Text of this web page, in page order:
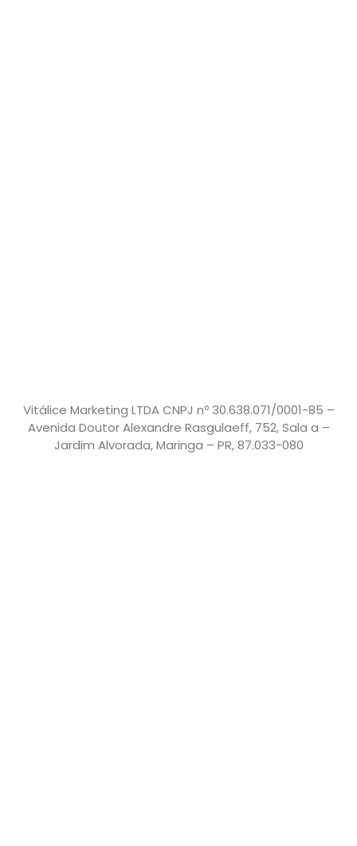
Vitálice Marketing LTDA CNPJ nº 30.638.071/0001-85 –
Avenida Doutor Alexandre Rasgulaeff, 752, Sala a –
Jardim Alvorada, Maringa – PR, 87.033-080